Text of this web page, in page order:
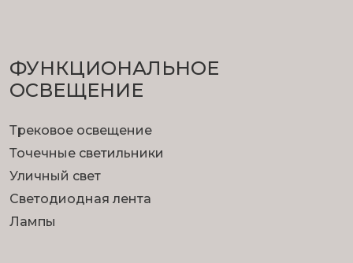
ФУНКЦИОНА­ЛЬНОЕ
ОСВЕЩЕНИЕ
Трековое освещение
Точечные светильники
Уличный свет
Светодиодная лента
Лампы